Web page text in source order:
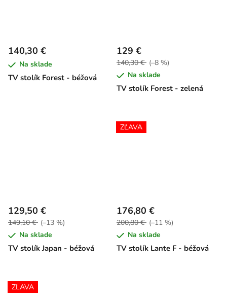
TV stolík Forest - béžová
140,30 €
Na sklade
TV stolík Forest - zelená
129 €
140,30 € (–8 %)
Na sklade
TV stolík Japan - béžová
129,50 €
149,10 € (–13 %)
Na sklade
ZĽAVA
TV stolík Lante F - béžová
176,80 €
200,80 € (–11 %)
Na sklade
ZĽAVA